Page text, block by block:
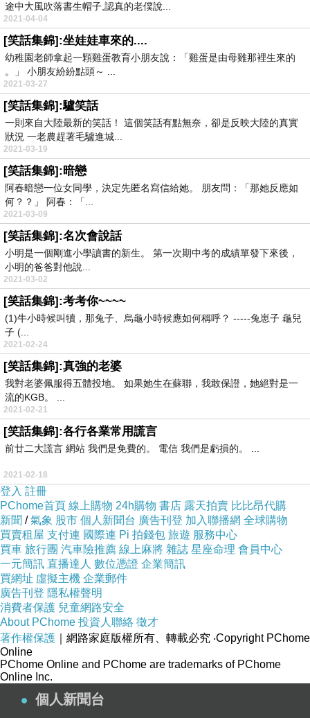
途中大風吹落書生帽子,認真的老僕說...
2021-04-04
[笑話集錦]:坐娃娃車來的....
幼稚園老師拿起一顆雞蛋教育小朋友說：「雞蛋是由母雞那裡生來的
。」 小朋友紛紛點頭～ ...
2021-03-27
[笑話集錦]:驢笑話
一則來自大陸最新的笑話！ 這個笑話有點無奈，卻是反映大陸的真實
狀況 一老農趕著毛驢進城...
2021-03-19
[笑話集錦]:暗戀
阿春暗戀一位女同學，決定先匿名寫信給她。 朋友問：「那她反應如
何？？」 阿春：「...
2021-03-09
[笑話集錦]:名次會說話
小明是一個剛進小學讀書的新生。 第一次期中考的成績單發下來後，
小明的爸爸對他說...
2021-03-02
[笑話集錦]:考考你~~~~
(1)牛小時候叫犢，那兔子、烏龜小時候應如何稱呼？ -----兔崽子 龜兒
子 (...
2021-02-24
[笑話集錦]:真強的老婆
我對老婆佩服得五體投地。 如果她生在蘇聯，我敢保證，她絕對是一
流的KGB。 ...
2021-02-21
[笑話集錦]:各行各業常用謊言
前廿二大謊言 網站 我們是免費的。 電信 我們是虧損的。 ...
2021-02-18
登入 註冊
PChome首頁 線上購物 24h購物 書店 露天拍賣 比比昂代購
新聞 /氣象 股市 個人新聞台 廣告刊登 加入聯播網 全球購物
買賣租屋 支付連 國際連 Pi 拍錢包 旅遊 服務中心
買車 旅行團 汽車險推薦 線上麻將 雜誌 星座命理 會員中心
一元簡訊 直播達人 數位憑證 企業簡訊
買網址 虛擬主機 企業郵件
廣告刊登 隱私權聲明
消費者保護 兒童網路安全
About PChome 投資人聯絡 徵才
著作權保護 ｜網路家庭版權所有、轉載必究 ‧Copyright PChome
Online
PChome Online and PChome are trademarks of PChome
Online Inc.
個人新聞台